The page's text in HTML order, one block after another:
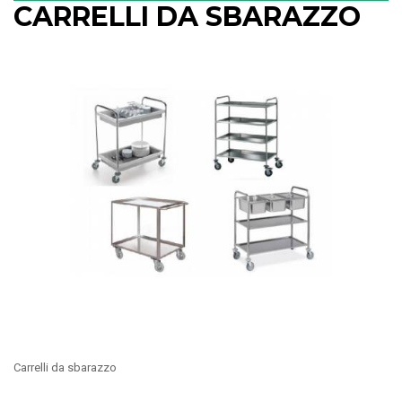
CARRELLI DA SBARAZZO
Carrelli da sbarazzo